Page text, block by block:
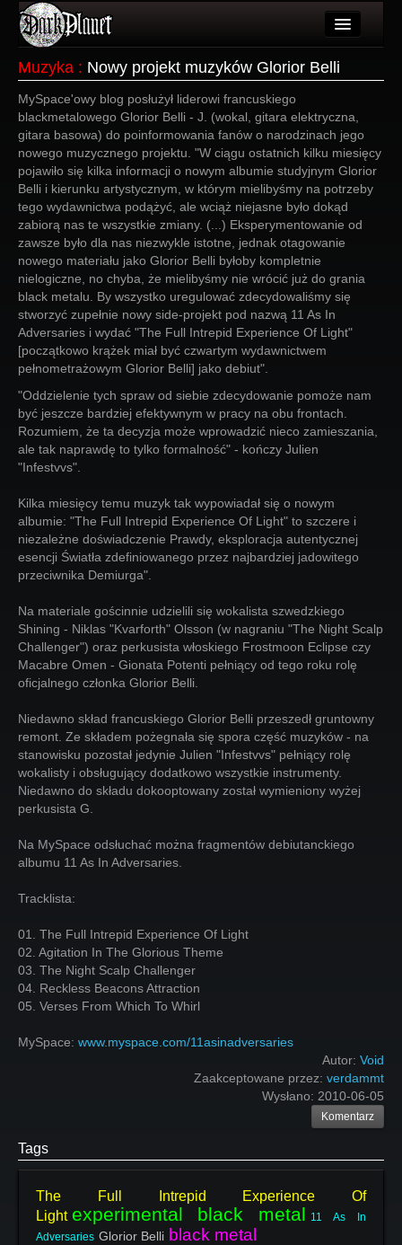
Wydarzenia
Galeria
Forum
Więcej
Login
Muzyka : Nowy projekt muzyków Glorior Belli
MySpace'owy blog posłużył liderowi francuskiego
blackmetalowego Glorior Belli - J. (wokal, gitara elektryczna,
gitara basowa) do poinformowania fanów o narodzinach jego
nowego muzycznego projektu. "W ciągu ostatnich kilku miesięcy
pojawiło się kilka informacji o nowym albumie studyjnym Glorior
Belli i kierunku artystycznym, w którym mielibyśmy na potrzeby
tego wydawnictwa podążyć, ale wciąż niejasne było dokąd
zabiorą nas te wszystkie zmiany. (...) Eksperymentowanie od
zawsze było dla nas niezwykle istotne, jednak otagowanie
nowego materiału jako Glorior Belli byłoby kompletnie
nielogiczne, no chyba, że mielibyśmy nie wrócić już do grania
black metalu. By wszystko uregulować zdecydowaliśmy się
stworzyć zupełnie nowy side-projekt pod nazwą 11 As In
Adversaries i wydać "The Full Intrepid Experience Of Light"
[początkowo krążek miał być czwartym wydawnictwem
pełnometrażowym Glorior Belli] jako debiut".
"Oddzielenie tych spraw od siebie zdecydowanie pomoże nam
być jeszcze bardziej efektywnym w pracy na obu frontach.
Rozumiem, że ta decyzja może wprowadzić nieco zamieszania,
ale tak naprawdę to tylko formalność" - kończy Julien
"Infestvvs".
Kilka miesięcy temu muzyk tak wypowiadał się o nowym
albumie: "The Full Intrepid Experience Of Light" to szczere i
niezależne doświadczenie Prawdy, eksploracja autentycznej
esencji Światła zdefiniowanego przez najbardziej jadowitego
przeciwnika Demiurga".
Na materiale gościnnie udzielili się wokalista szwedzkiego
Shining - Niklas "Kvarforth" Olsson (w nagraniu "The Night Scalp
Challenger") oraz perkusista włoskiego Frostmoon Eclipse czy
Macabre Omen - Gionata Potenti pełniący od tego roku rolę
oficjalnego członka Glorior Belli.
Niedawno skład francuskiego Glorior Belli przeszedł gruntowny
remont. Ze składem pożegnała się spora część muzyków - na
stanowisku pozostał jedynie Julien "Infestvvs" pełniący rolę
wokalisty i obsługujący dodatkowo wszystkie instrumenty.
Niedawno do składu dokooptowany został wymieniony wyżej
perkusista G.
Na MySpace odsłuchać można fragmentów debiutanckiego
albumu 11 As In Adversaries.
Tracklista:
01. The Full Intrepid Experience Of Light
02. Agitation In The Glorious Theme
03. The Night Scalp Challenger
04. Reckless Beacons Attraction
05. Verses From Which To Whirl
MySpace: www.myspace.com/11asinadversaries
Autor: Void
Zaakceptowane przez: verdammt
Wysłano: 2010-06-05
Komentarz
Tags
The Full Intrepid Experience Of
Light experimental black metal 11 As In
Adversaries Glorior Belli black metal